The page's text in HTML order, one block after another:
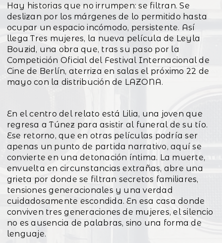
Hay historias que no irrumpen: se filtran. Se
deslizan por los márgenes de lo permitido hasta
ocupar un espacio incómodo, persistente. Así
llega Tres mujeres, la nueva película de Leyla
Bouzid, una obra que, tras su paso por la
Competición Oficial del Festival Internacional de
Cine de Berlín, aterriza en salas el próximo 22 de
mayo con la distribución de LAZONA.
En el centro del relato está Lilia, una joven que
regresa a Túnez para asistir al funeral de su tío.
Ese retorno, que en otras películas podría ser
apenas un punto de partida narrativo, aquí se
convierte en una detonación íntima. La muerte,
envuelta en circunstancias extrañas, abre una
grieta por donde se filtran secretos familiares,
tensiones generacionales y una verdad
cuidadosamente escondida. En esa casa donde
conviven tres generaciones de mujeres, el silencio
no es ausencia de palabras, sino una forma de
lenguaje.